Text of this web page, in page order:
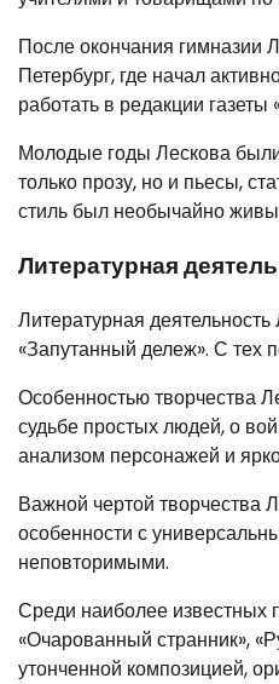
После окончания гимназии
Петербург, где начал
работать в редакции
Молодые годы Лескова
только прозу, но и пьесы,
стиль был необычайно
Литературная
Литературная
«Запутанный дележ». С тех
Особенностью творчества
судьбе простых людей, о
анализом персонажей и
Важной чертой творчества
особенности с
неповторимыми.
Среди наиболее известных
«Очарованный странник»,
утонченной композицией,